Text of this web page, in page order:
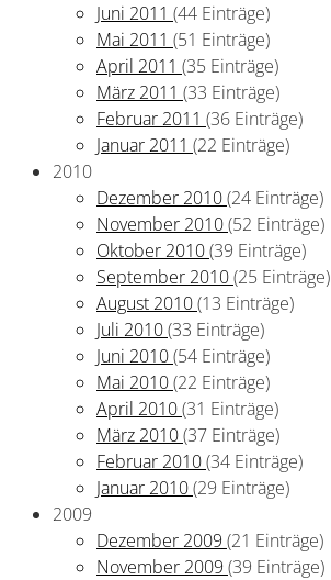
Juni 2011 (44 Einträge)
Mai 2011 (51 Einträge)
April 2011 (35 Einträge)
März 2011 (33 Einträge)
Februar 2011 (36 Einträge)
Januar 2011 (22 Einträge)
2010
Dezember 2010(24 Einträge)
November 2010(52 Einträge)
Oktober 2010(39 Einträge)
September 2010(25 Einträge)
August 2010(13 Einträge)
Juli 2010(33 Einträge)
Juni 2010(54 Einträge)
Mai 2010(22 Einträge)
April 2010(31 Einträge)
März 2010(37 Einträge)
Februar 2010(34 Einträge)
Januar 2010(29 Einträge)
2009
Dezember 2009 (21 Einträge)
November 2009 (39 Einträge)